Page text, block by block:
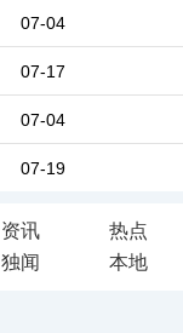
07-04
07-17
07-04
07-19
资讯
热点
独闻 本地